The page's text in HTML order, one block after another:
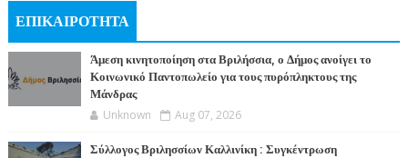
ΕΠΙΚΑΙΡΟΤΗΤΑ
Άμεση κινητοποίηση στα Βριλήσσια, ο Δήμος ανοίγει το
Κοινωνικό Παντοπωλείο για τους πυρόπληκτους της
Μάνδρας
Unknown Aug 07, 2026
Σύλλογος Βριλησσίων Καλλινίκη : Συγκέντρωση